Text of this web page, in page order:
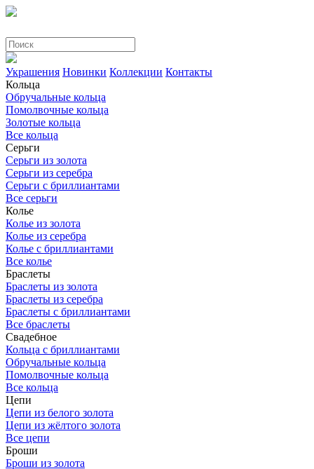
Украшения Новинки Коллекции Контакты
Кольца
Обручальные кольца
Помолвочные кольца
Золотые кольца
Все кольца
Серьги
Серьги из золота
Серьги из серебра
Серьги с бриллиантами
Все серьги
Колье
Колье из золота
Колье из серебра
Колье с бриллиантами
Все колье
Браслеты
Браслеты из золота
Браслеты из серебра
Браслеты с бриллиантами
Все браслеты
Свадебное
Кольца с бриллиантами
Обручальные кольца
Помолвочные кольца
Все кольца
Цепи
Цепи из белого золота
Цепи из жёлтого золота
Все цепи
Броши
Броши из золота